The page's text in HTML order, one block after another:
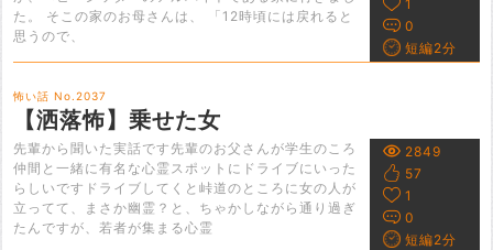
た。 そこの家のお母さんは、 「12時頃には戻れると
思うので、
1
0
短編2分
怖い話 No.2037
【洒落怖】乗せた女
先輩から聞いた実話です先輩のお父さんが学生のころ
仲間と一緒に有名な心霊スポットにドライブにいった
らしいですドライブしてくと峠道のところに女の人が
立ってて、まさか幽霊？と、ちゃかしながら通り過ぎ
たんですが、若者が集まる心霊
2849
57
1
0
短編2分